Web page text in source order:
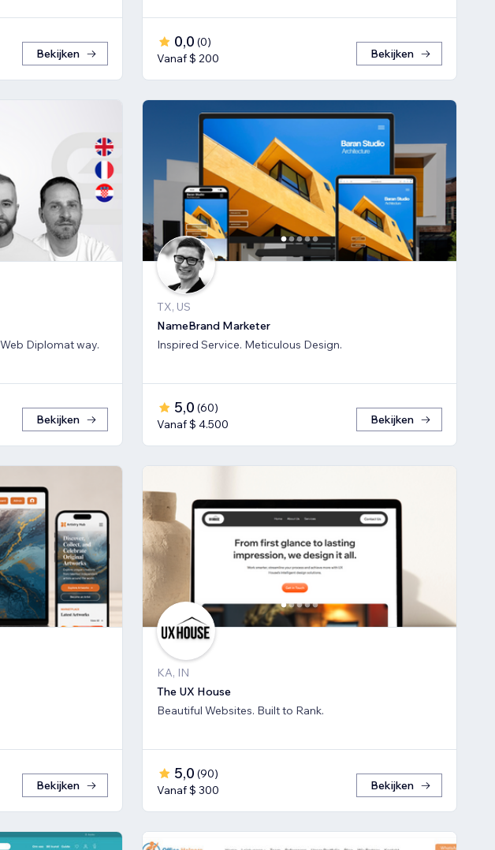
Bekijken
0,0 (0)
Vanaf $ 200
Bekijken
Diplomat way.
Bekijken
TX, US
NameBrand Marketer
Inspired Service. Meticulous Design.
5,0 (60)
Vanaf $ 4.500
Bekijken
Bekijken
KA, IN
The UX House
Beautiful Websites. Built to Rank.
5,0 (90)
Vanaf $ 300
Bekijken